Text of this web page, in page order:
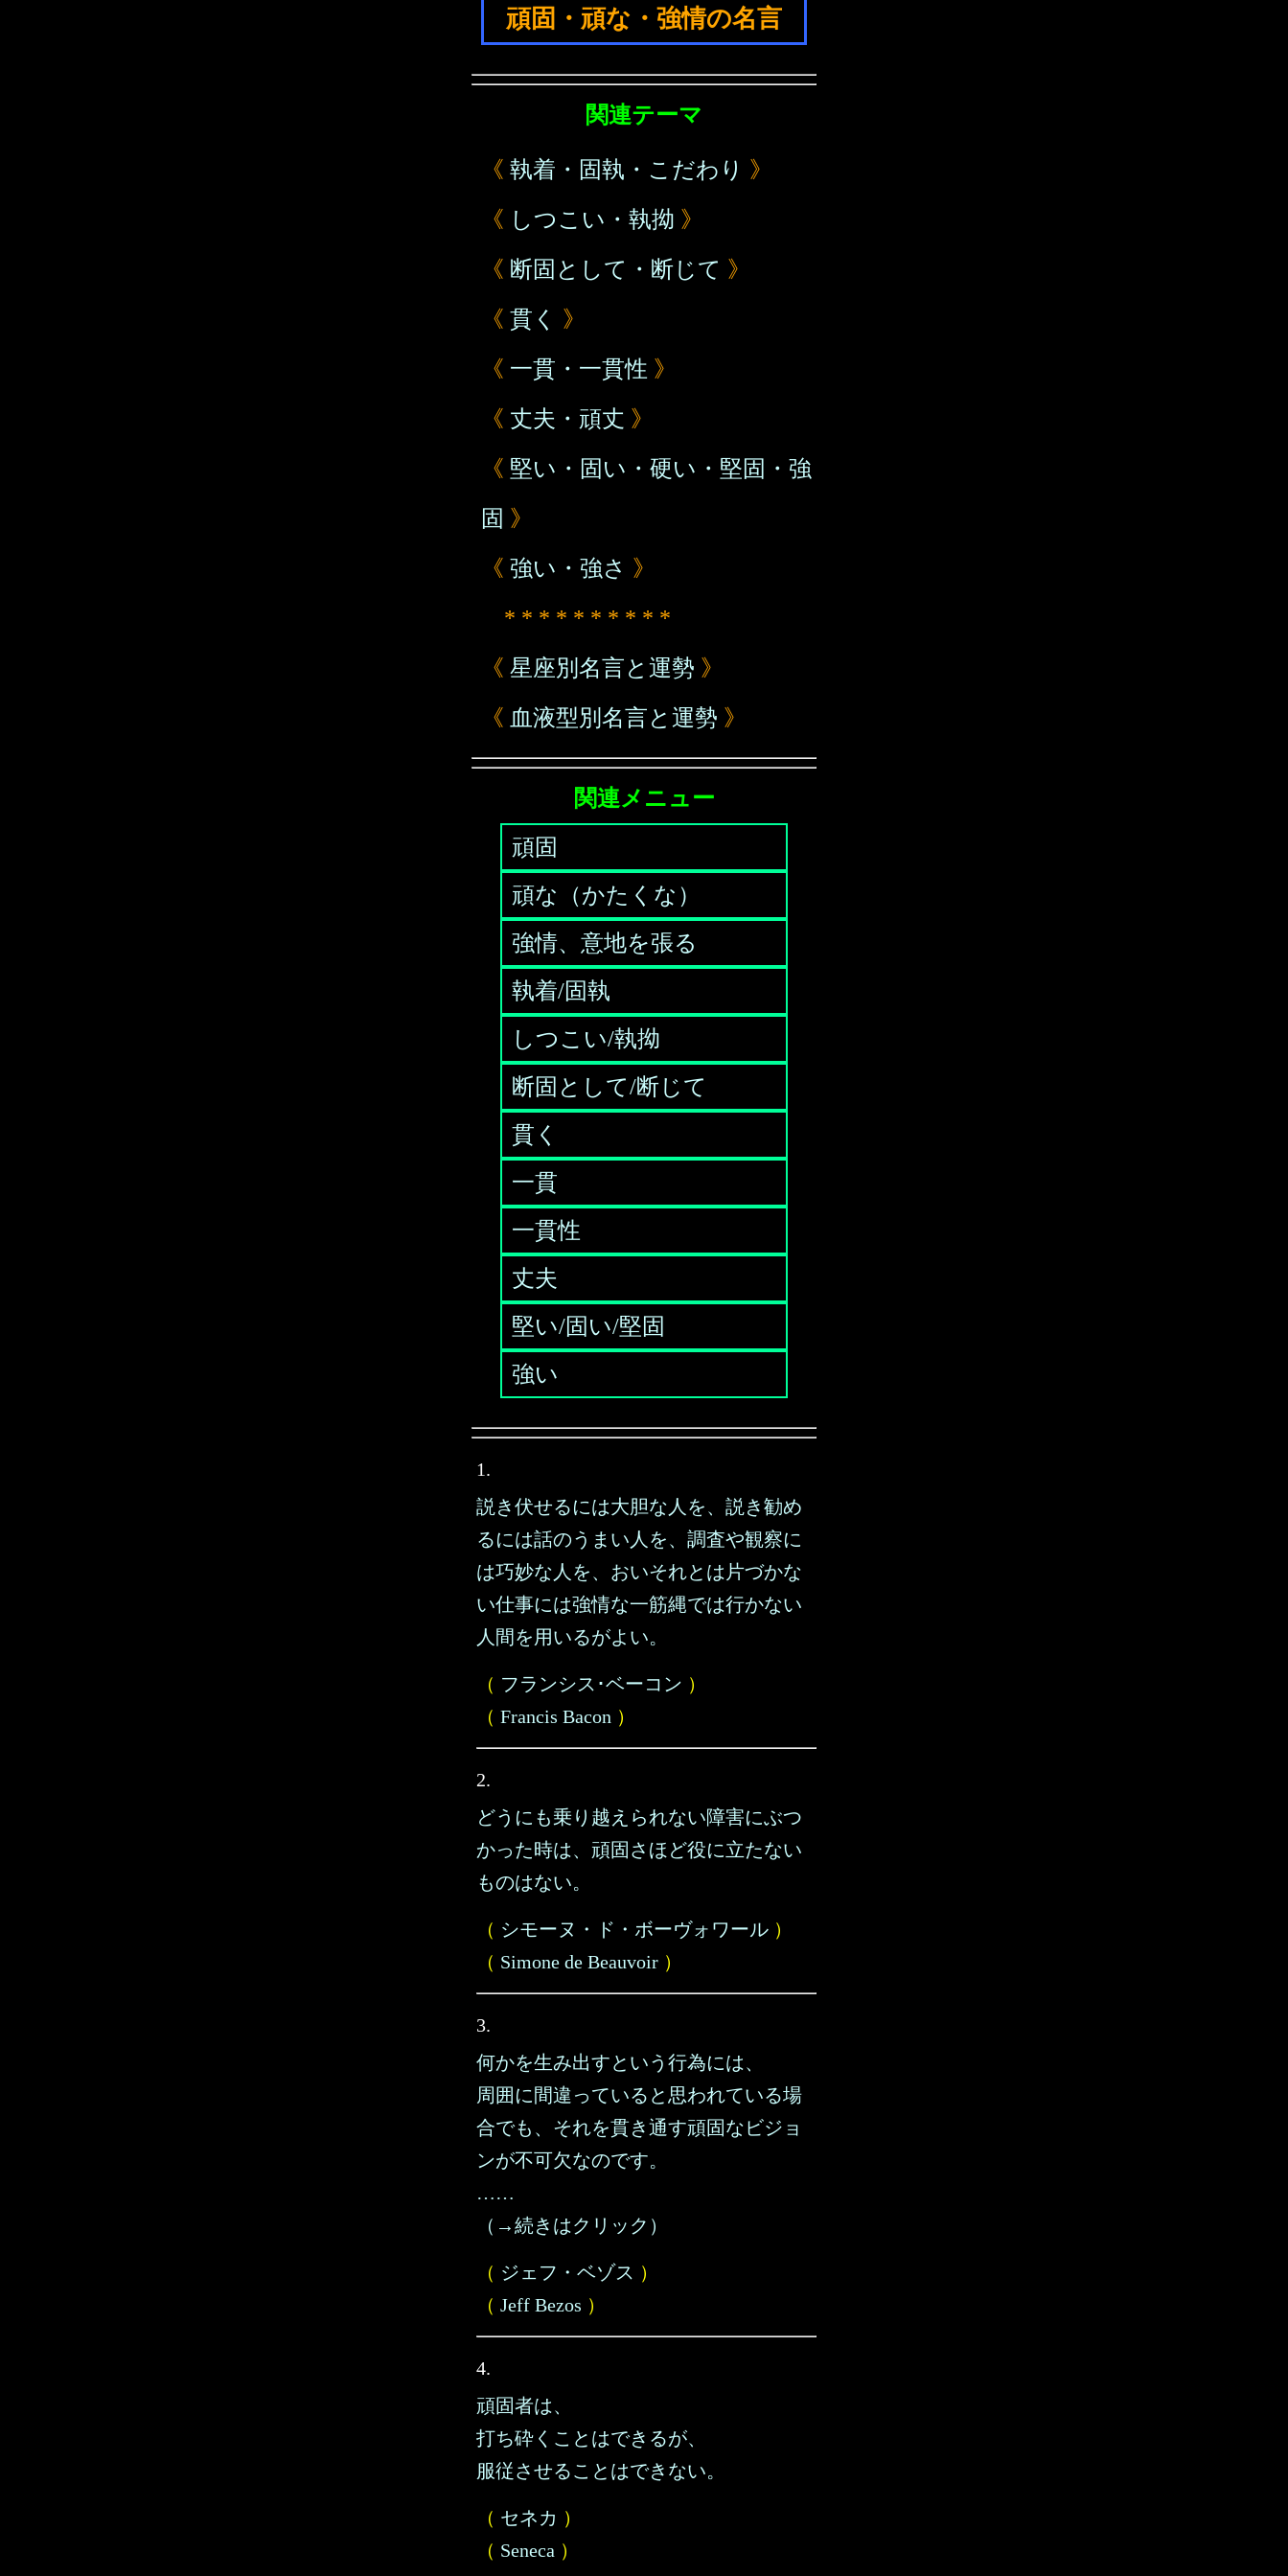
頑固・頑な・強情の名言
関連テーマ
《 執着・固執・こだわり 》
《 しつこい・執拗 》
《 断固として・断じて 》
《 貫く
》
《 一貫・一貫性 》
《 丈夫・頑丈 》
《 堅い・固い・硬い・堅固・強
固 》
《 強い・強さ 》
* * * * * * * * * *
《 星座別名言と運勢 》
《 血液型別名言と運勢 》
関連メニュー
頑固
頑な（かたくな）
強情、意地を張る
執着/固執
しつこい/執拗
断固として/断じて
貫く
一貫
一貫性
丈夫
堅い/固い/堅固
強い
1.
説き伏せるには大胆な人を、説き勧め
るには話のうまい人を、調査や観察に
は巧妙な人を、おいそれとは片づかな
い仕事には強情な一筋縄では行かない
人間を用いるがよい。
（ フランシス･ベーコン ）
（ Francis Bacon ）
2.
どうにも乗り越えられない障害にぶつ
かった時は、頑固さほど役に立たない
ものはない。
（ シモーヌ・ド・ボーヴォワール ）
（ Simone de Beauvoir ）
3.
何かを生み出すという行為には、
周囲に間違っていると思われている場
合でも、それを貫き通す頑固なビジョ
ンが不可欠なのです。
……
（→続きはクリック）
（ ジェフ・ベゾス ）
（ Jeff Bezos ）
4.
頑固者は、
打ち砕くことはできるが、
服従させることはできない。
（ セネカ ）
（ Seneca ）